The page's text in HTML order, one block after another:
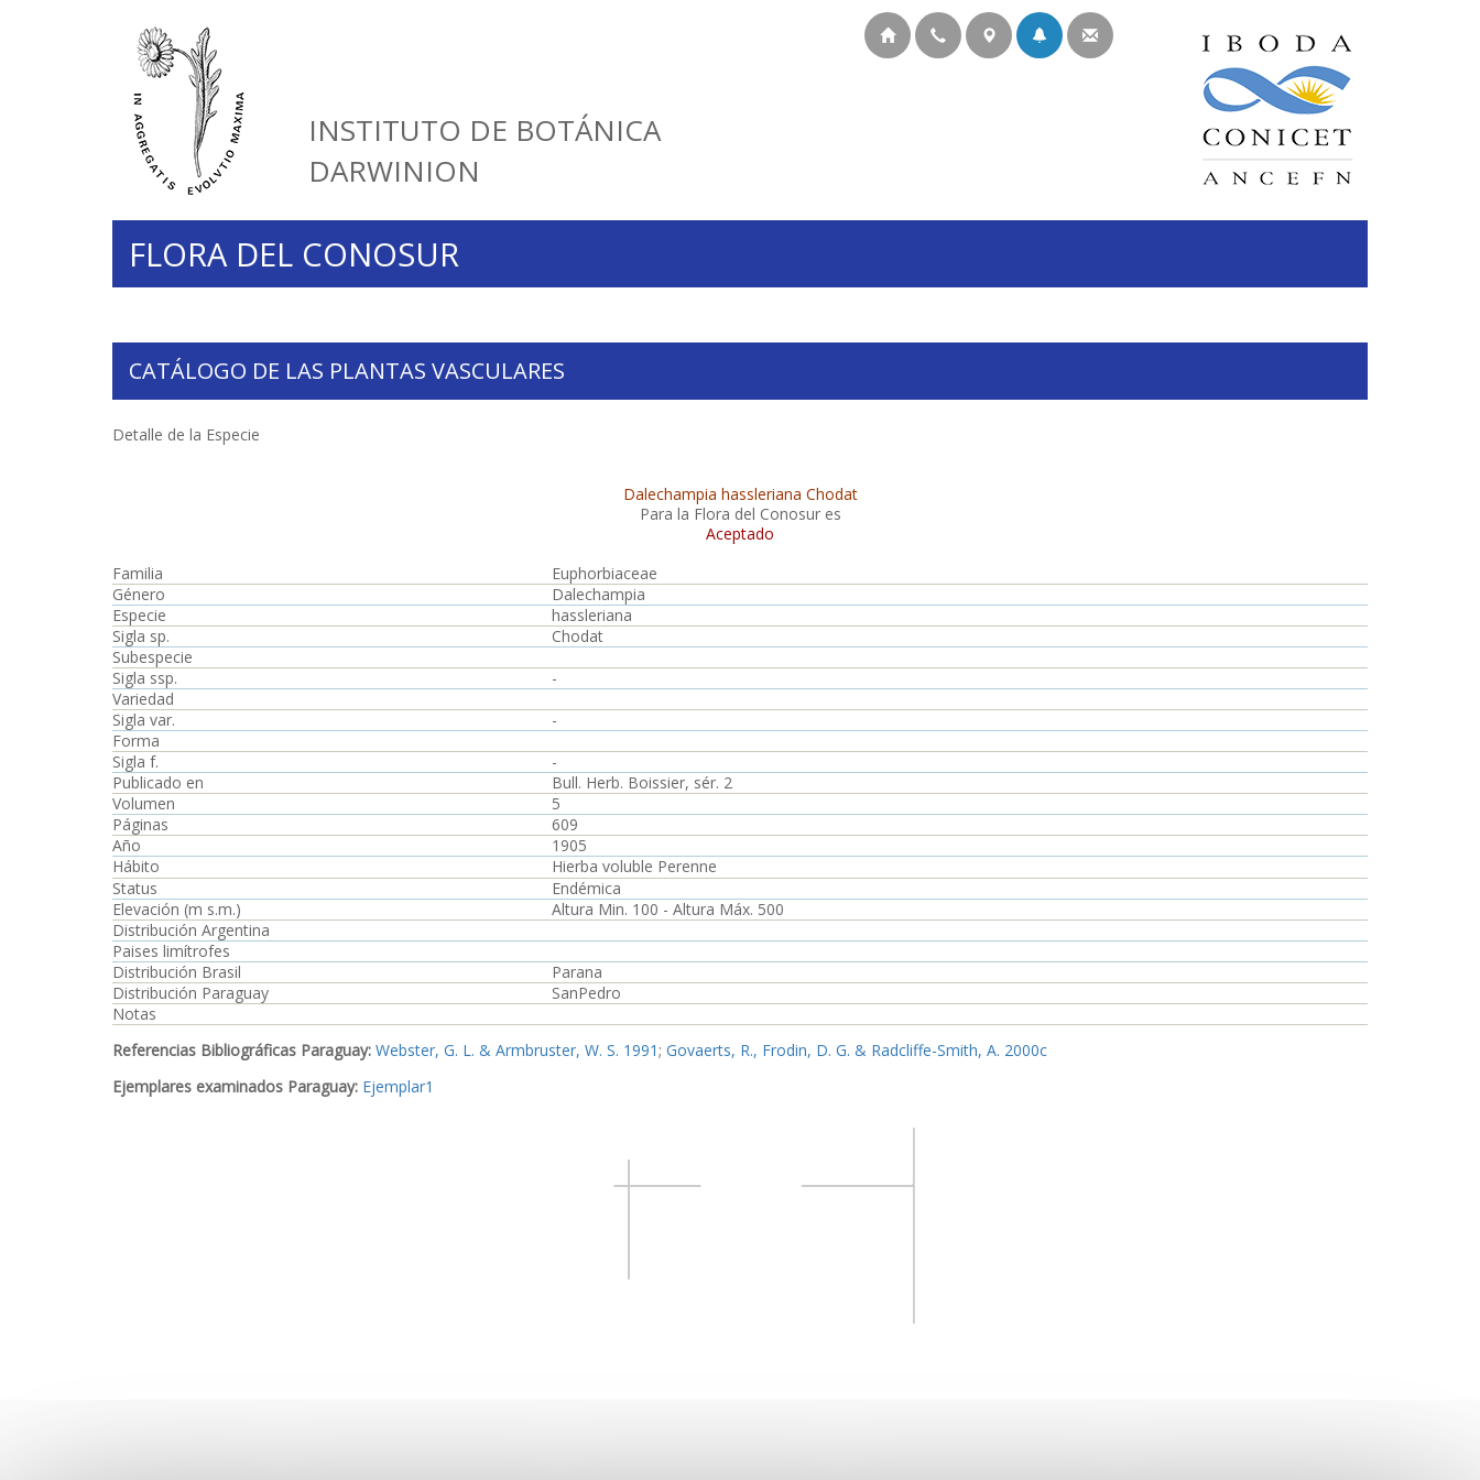
INSTITUTO DE BOTÁNICA
DARWINION
FLORA DEL CONOSUR
CATÁLOGO DE LAS PLANTAS VASCULARES
Detalle de la Especie
Dalechampia hassleriana Chodat
Para la Flora del Conosur es
Aceptado
Familia
Euphorbiaceae
Género
Dalechampia
Especie
hassleriana
Sigla sp.
Chodat
Subespecie
Sigla ssp.
-
Variedad
Sigla var.
-
Forma
Sigla f.
-
Publicado en
Bull. Herb. Boissier, sér. 2
Volumen
5
Páginas
609
Año
1905
Hábito
Hierba voluble Perenne
Status
Endémica
Elevación (m s.m.)
Altura Min. 100 - Altura Máx. 500
Distribución Argentina
Paises limítrofes
Distribución Brasil
Parana
Distribución Paraguay
SanPedro
Notas
Referencias Bibliográficas Paraguay: Webster, G. L. & Armbruster, W. S. 1991; Govaerts, R., Frodin, D. G. & Radcliffe-Smith, A. 2000c
Ejemplares examinados Paraguay: Ejemplar1